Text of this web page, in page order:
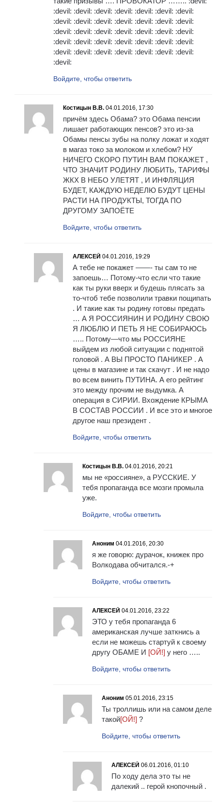
:devil: :devil: :devil: :devil: :devil: :devil: :devil:
:devil: :devil: :devil: :devil: :devil: :devil: :devil:
:devil: :devil: :devil: :devil: :devil: :devil: :devil:
:devil: :devil: :devil: :devil: :devil: :devil: :devil:
:devil: :devil: :devil: :devil: :devil: :devil: :devil:
:devil:
Войдите, чтобы ответить
Костицын В.В. 04.01.2016, 17:30
причём здесь Обама? это Обама пенсии
лишает работающих пенсов? это из-за
Обамы пенсы зубы на полку ложат и ходят
в магаз токо за молоком и хлебом? НУ
НИЧЕГО СКОРО ПУТИН ВАМ ПОКАЖЕТ ,
ЧТО ЗНАЧИТ РОДИНУ ЛЮБИТЬ, ТАРИФЫ
ЖКХ В НЕБО УЛЕТЯТ , И ИНФЛЯЦИЯ
БУДЕТ, КАЖДУЮ НЕДЕЛЮ БУДУТ ЦЕНЫ
РАСТИ НА ПРОДУКТЫ, ТОГДА ПО
ДРУГОМУ ЗАПОЁТЕ
Войдите, чтобы ответить
АЛЕКСЕЙ 04.01.2016, 19:29
А тебе не покажет ——- ты сам то не
запоешь… Потому-что если что такие
как ты руки вверх и будешь плясать за
то-чтоб тебе позволили травки пощипать
. И такие как ты родину готовы предать
… А Я РОССИЯНИН И РОДИНУ СВОЮ
Я ЛЮБЛЮ И ПЕТЬ Я НЕ СОБИРАЮСЬ
….. Потому—что мы РОССИЯНЕ
выйдем из любой ситуации с поднятой
головой . А ВЫ ПРОСТО ПАНИКЕР . А
цены в магазине и так скачут . И не надо
во всем винить ПУТИНА. А его рейтинг
это между прочим не выдумка. А
операция в СИРИИ. Вхождение КРЫМА
В СОСТАВ РОССИИ . И все это и многое
другое наш президент .
Войдите, чтобы ответить
Костицын В.В. 04.01.2016, 20:21
мы не «россияне», а РУССКИЕ. У
тебя пропаганда все мозги промыла
уже.
Войдите, чтобы ответить
Аноним 04.01.2016, 20:30
я же говорю: дурачок, книжек про
Волкодава обчитался.-+
Войдите, чтобы ответить
АЛЕКСЕЙ 04.01.2016, 23:22
ЭТО у тебя пропаганда 6
американская лучше заткнись а
если не можешь стартуй к своему
другу ОБАМЕ И [ОЙ!] у него …..
Войдите, чтобы ответить
Аноним 05.01.2016, 23:15
Ты троллишь или на самом деле
такой[ОЙ!] ?
Войдите, чтобы ответить
АЛЕКСЕЙ 06.01.2016, 01:10
По ходу дела это ты не
далекий .. герой кнопочный .